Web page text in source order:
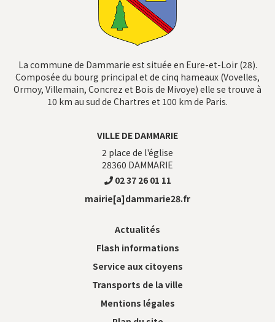
La commune de Dammarie est située en Eure-et-Loir (28).
Composée du bourg principal et de cinq hameaux (Vovelles,
Ormoy, Villemain, Concrez et Bois de Mivoye) elle se trouve à
10 km au sud de Chartres et 100 km de Paris.
VILLE DE DAMMARIE
2 place de l'église
28360 DAMMARIE
02 37 26 01 11
mairie[a]dammarie28.fr
Actualités
Flash informations
Service aux citoyens
Transports de la ville
Mentions légales